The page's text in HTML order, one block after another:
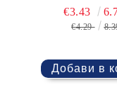
€3.43
€4.29